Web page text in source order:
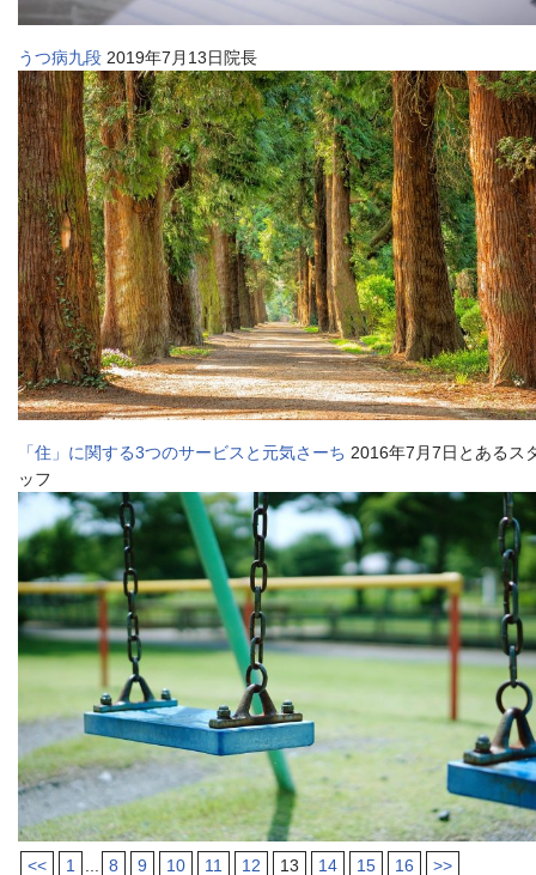
うつ病九段 2019年7月13日院長
「住」に関する3つのサービスと元気さーち 2016年7月7日とあるス
ッフ
<< 1 ... 8 9 10 11 12 13 14 15 16 >>